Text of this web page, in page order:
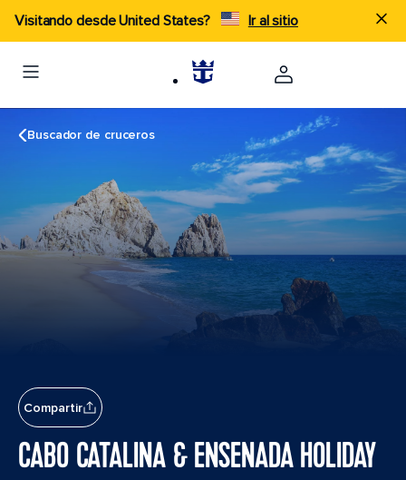
Visitando desde United States? Ir al sitio
Buscador de cruceros
Compartir
CABO CATALINA & ENSENADA HOLIDAY